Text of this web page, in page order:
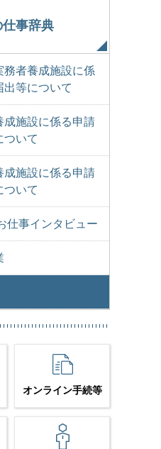
事辞典
務者養成施設に係
出等について
成施設に係る申請
ついて
成施設に係る申請
ついて
仕事インタビュー
オンライン手続等